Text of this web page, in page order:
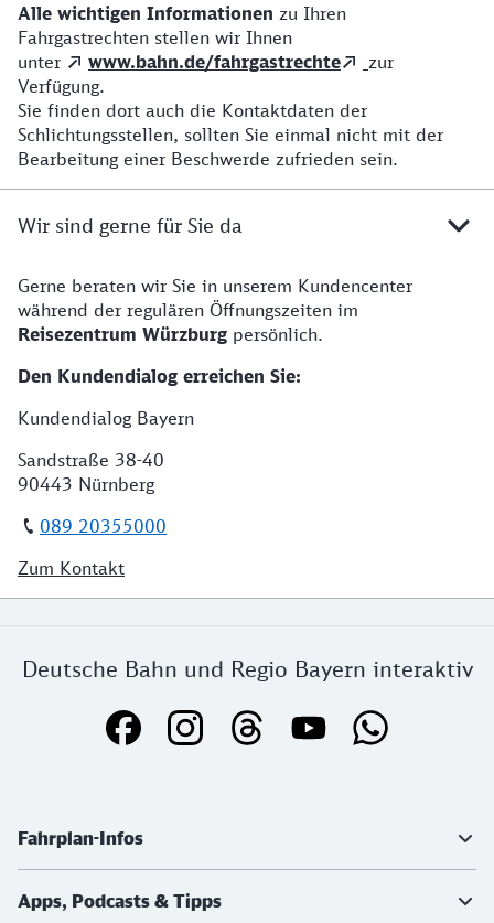
Alle wichtigen Informationen zu Ihren
Fahrgastrechten stellen wir Ihnen
unter
www.bahn.de/fahrgastrechte
zur
Verfügung.
Sie finden dort auch die Kontaktdaten der
Schlichtungsstellen, sollten Sie einmal nicht mit der
Bearbeitung einer Beschwerde zufrieden sein.
Wir sind gerne für Sie da
Gerne beraten wir Sie in unserem Kundencenter
während der regulären Öffnungszeiten im
Reisezentrum Würzburg persönlich.
Den Kundendialog erreichen Sie:
Kundendialog Bayern
Sandstraße 38-40
90443 Nürnberg
089 20355000
Zum Kontakt
Deutsche Bahn und Regio Bayern interaktiv
Fahrplan-Infos
Apps, Podcasts & Tipps